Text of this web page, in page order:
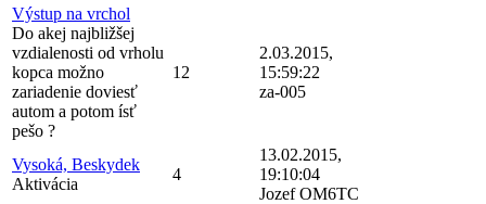
Výstup na vrchol
Do akej najbližšej
vzdialenosti od vrholu
kopca možno
zariadenie doviesť
autom a potom ísť
pešo ?
12
2.03.2015,
15:59:22
za-005
Vysoká, Beskydek
Aktivácia
4
13.02.2015,
19:10:04
Jozef OM6TC